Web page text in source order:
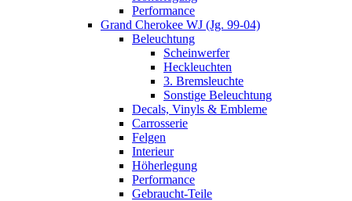
Performance
Grand Cherokee WJ (Jg. 99-04)
Beleuchtung
Scheinwerfer
Heckleuchten
3. Bremsleuchte
Sonstige Beleuchtung
Decals, Vinyls & Embleme
Carrosserie
Felgen
Interieur
Höherlegung
Performance
Gebraucht-Teile